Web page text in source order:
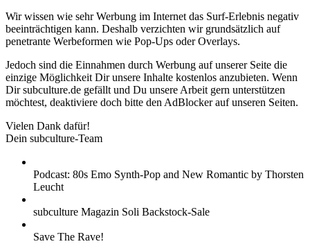
Wir wissen wie sehr Werbung im Internet das Surf-Erlebnis negativ
beeinträchtigen kann. Deshalb verzichten wir grundsätzlich auf
penetrante Werbeformen wie Pop-Ups oder Overlays.
Jedoch sind die Einnahmen durch Werbung auf unserer Seite die
einzige Möglichkeit Dir unsere Inhalte kostenlos anzubieten. Wenn
Dir subculture.de gefällt und Du unsere Arbeit gern unterstützen
möchtest, deaktiviere doch bitte den AdBlocker auf unseren Seiten.
Vielen Dank dafür!
Dein subculture-Team
Podcast: 80s Emo Synth-Pop and New Romantic by Thorsten
Leucht
subculture Magazin Soli Backstock-Sale
Save The Rave!